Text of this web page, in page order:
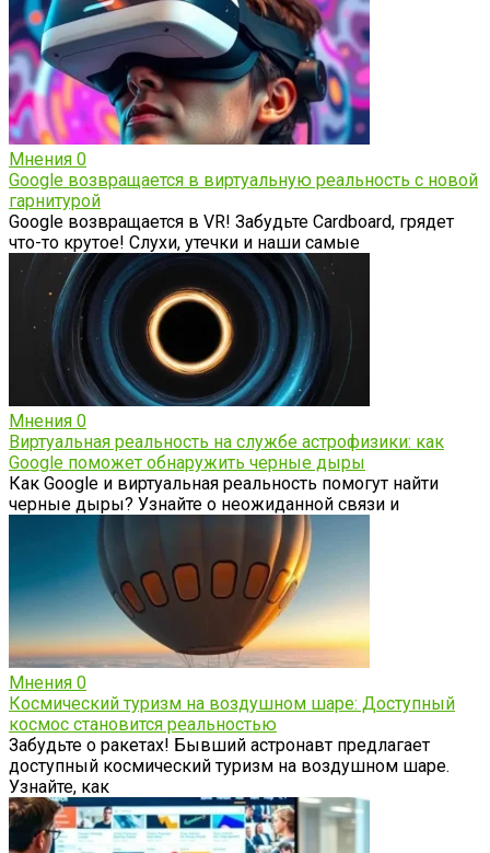
Мнения 0
Google возвращается в виртуальную реальность с новой
гарнитурой
Google возвращается в VR! Забудьте Cardboard, грядет
что-то крутое! Слухи, утечки и наши самые
Мнения 0
Виртуальная реальность на службе астрофизики: как
Google поможет обнаружить черные дыры
Как Google и виртуальная реальность помогут найти
черные дыры? Узнайте о неожиданной связи и
Мнения 0
Космический туризм на воздушном шаре: Доступный
космос становится реальностью
Забудьте о ракетах! Бывший астронавт предлагает
доступный космический туризм на воздушном шаре.
Узнайте, как